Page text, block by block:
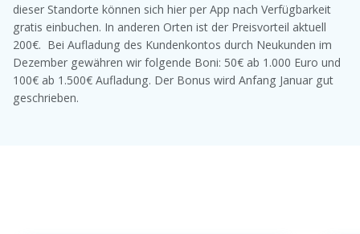
dieser Standorte können sich hier per App nach Verfügbarkeit
gratis einbuchen. In anderen Orten ist der Preisvorteil aktuell
200€. Bei Aufladung des Kundenkontos durch Neukunden im
Dezember gewähren wir folgende Boni: 50€ ab 1.000 Euro und
100€ ab 1.500€ Aufladung. Der Bonus wird Anfang Januar gut
geschrieben.